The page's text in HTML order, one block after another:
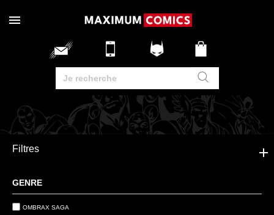
Filtres
GENRE
OMBRAX SAGA